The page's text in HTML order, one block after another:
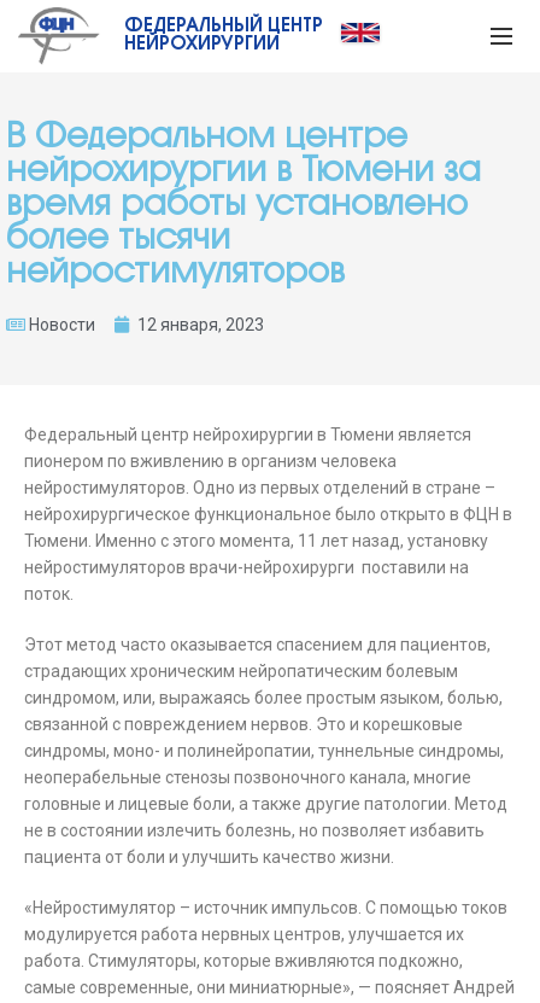
ФЕДЕРАЛЬНЫЙ ЦЕНТР
НЕЙРОХИРУРГИИ
В Федеральном центре
нейрохирургии в Тюмени за
время работы установлено
более тысячи
нейростимуляторов
Новости 12 января, 2023
Федеральный центр нейрохирургии в Тюмени является
пионером по вживлению в организм человека
нейростимуляторов. Одно из первых отделений в стране –
нейрохирургическое функциональное было открыто в ФЦН в
Тюмени. Именно с этого момента, 11 лет назад, установку
нейростимуляторов врачи-нейрохирурги поставили на
поток.
Этот метод часто оказывается спасением для пациентов,
страдающих хроническим нейропатическим болевым
синдромом, или, выражаясь более простым языком, болью,
связанной с повреждением нервов. Это и корешковые
синдромы, моно- и полинейропатии, туннельные синдромы,
неоперабельные стенозы позвоночного канала, многие
головные и лицевые боли, а также другие патологии. Метод
не в состоянии излечить болезнь, но позволяет избавить
пациента от боли и улучшить качество жизни.
«Нейростимулятор – источник импульсов. С помощью токов
модулируется работа нервных центров, улучшается их
работа. Стимуляторы, которые вживляются подкожно,
самые современные, они миниатюрные», — поясняет Андрей